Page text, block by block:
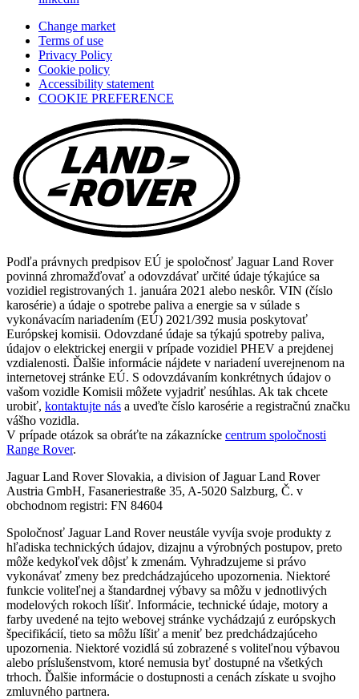
a
new
tab)
Change market
Terms of use
Privacy Policy
Cookie policy
in
a
tab)
Accessibility statement
COOKIE PREFERENCE
Podľa právnych predpisov EÚ je spoločnosť Jaguar Land Rover
povinná zhromažďovať a odovzdávať určité údaje týkajúce sa
vozidiel registrovaných 1. januára 2021 alebo neskôr. VIN (číslo
karosérie) a údaje o spotrebe paliva a energie sa v súlade s
vykonávacím nariadením (EÚ) 2021/392 musia poskytovať
Európskej komisii. Odovzdané údaje sa týkajú spotreby paliva,
údajov o elektrickej energii v prípade vozidiel PHEV a prejdenej
vzdialenosti. Ďalšie informácie nájdete v nariadení uverejnenom na
internetovej stránke EÚ. S odovzdávaním konkrétnych údajov o
vašom vozidle Komisii môžete vyjadriť nesúhlas. Ak tak chcete
urobiť, kontaktujte nás a uveďte číslo karosérie a registračnú značku
vášho vozidla.
V prípade otázok sa obráťte na zákaznícke centrum spoločnosti
Range Rover.
Jaguar Land Rover Slovakia, a division of Jaguar Land Rover
Austria GmbH, Fasaneriestraße 35, A-5020 Salzburg, Č. v
obchodnom registri: FN 84604
Spoločnosť Jaguar Land Rover neustále vyvíja svoje produkty z
hľadiska technických údajov, dizajnu a výrobných postupov, preto
môže kedykoľvek dôjsť k zmenám. Vyhradzujeme si právo
vykonávať zmeny bez predchádzajúceho upozornenia. Niektoré
funkcie voliteľnej a štandardnej výbavy sa môžu v jednotlivých
modelových rokoch líšiť. Informácie, technické údaje, motory a
farby uvedené na tejto webovej stránke vychádzajú z európskych
špecifikácií, tieto sa môžu líšiť a meniť bez predchádzajúceho
upozornenia. Niektoré vozidlá sú zobrazené s voliteľnou výbavou
alebo príslušenstvom, ktoré nemusia byť dostupné na všetkých
trhoch. Ďalšie informácie o dostupnosti a cenách získate u svojho
zmluvného partnera.